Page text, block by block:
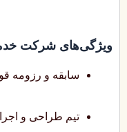
ویژگی‌های شرکت
سابقه و رزومه
تیم طراحی و